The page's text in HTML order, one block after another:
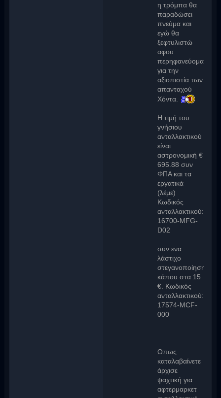
η τρόμπα θα
παραδώσει
πνεύμα και
εγώ θα
ξεφτυλιστώ
αφου
περηφανεύομαι
για την
αξιοπιστία των
απανταχού
Χόντα.
Η τιμή του
γνήσιου
ανταλλακτικού
είναι
αστρονομική €
695.88 συν
ΦΠΑ και τα
εργατικά
(λέμε)
Κωδικός
ανταλλακτικού:
16700-MFG-
D02
συν ενα
λάστιχο
στεγανοποίησης
κάπου στα 15
€. Κωδικός
ανταλλακτικού:
17574-MCF-
000
Oπως
καταλαβαίνετε
άρχισε
ψαχτική για
αφτερμαρκετ